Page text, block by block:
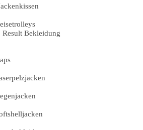
Result Bekleidung